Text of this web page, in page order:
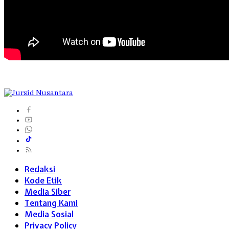
Redaksi
Kode Etik
Media Siber
Tentang Kami
Media Sosial
Privacy Policy